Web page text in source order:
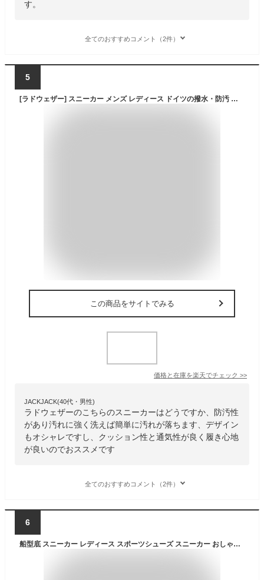
す。
全てのおすすめコメント（2件）
5
[ラドウェザー] スニーカー メンズ レディース ドイツの撥水・防汚 防水 シューズ ウォーキングシューズ 靴 登山 アウトドア キャンプ
この商品をサイトでみる
価格と在庫を楽天でチェック >>
JACKJACK(40代・男性)
ラドウェザーのこちらのスニーカーはどうですか、防汚性
があり汚れに強く洗えば簡単に汚れが落ちます、デザイン
もオシャレですし、クッション性と通気性が良く履き心地
が良いのでおススメです
全てのおすすめコメント（2件）
6
船型底 スニーカー レディース スポーツシューズ スニーカー おしゃれ 可愛い スリッポン 厚底 軽量 インヒール ローカット 疲れない ランニング シューズ 初心者 靴 歩きやすい 白 黒 ピンク ジム ウォーキング ナースシューズ 洗える